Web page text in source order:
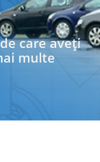
care aveți
multe